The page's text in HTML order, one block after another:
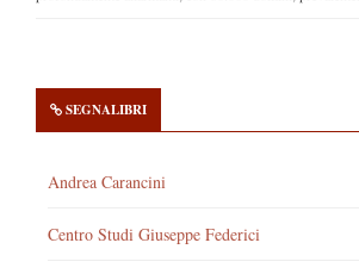
SEGNALIBRI
Andrea Carancini
Centro Studi Giuseppe Federici